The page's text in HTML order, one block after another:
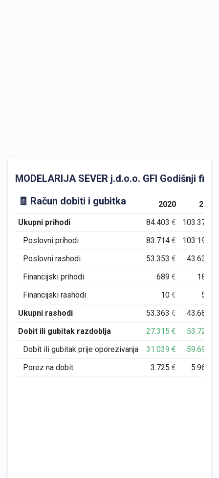
MODELARIJA SEVER j.d.o.o. GFI Godišnji
🧾 Račun dobiti i gubitka
2020
2021
Ukupni prihodi
84.403€ 103.376
Poslovni prihodi
83.714€ 103.192
Poslovni rashodi
53.353€ 43.630
Financijski prihodi
689€ 184
Financijski rashodi
10€ 53
Ukupni rashodi
53.363€ 43.683
Dobit ili gubitak razdoblja
27.315€ 53.723
Dobit ili gubitak prije oporezivanja
31.039€ 59.692
Porez na dobit
3.725€ 5.969